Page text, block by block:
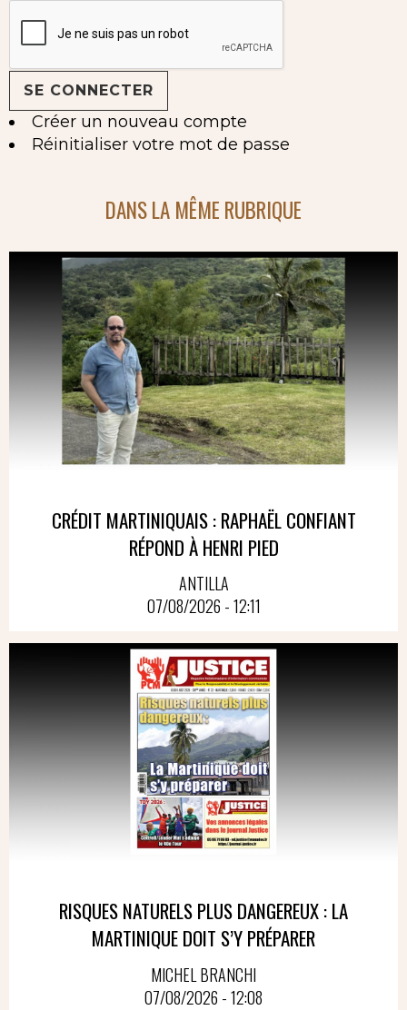
Créer un nouveau compte
Réinitialiser votre mot de passe
DANS LA MÊME RUBRIQUE
CRÉDIT MARTINIQUAIS : RAPHAËL CONFIANT
RÉPOND À HENRI PIED
ANTILLA
07/08/2026 - 12:11
RISQUES NATURELS PLUS DANGEREUX : LA
MARTINIQUE DOIT S’Y PRÉPARER
MICHEL BRANCHI
07/08/2026 - 12:08